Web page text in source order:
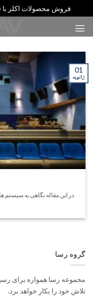
فروش محصولات اکلر با
در این مقاله نگاهی به
01
ژانویه
گروه رسا
مجموعه رسا همواره برای
تلاش خود را بکار خواهد برد.